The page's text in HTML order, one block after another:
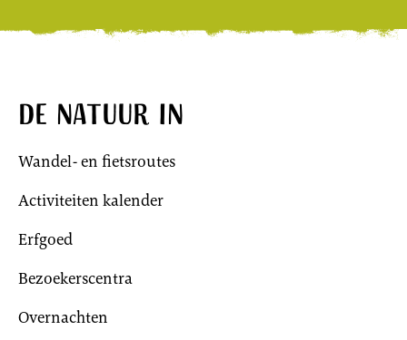
De natuur in
Wandel- en fietsroutes
Activiteiten kalender
Erfgoed
Bezoekerscentra
Overnachten